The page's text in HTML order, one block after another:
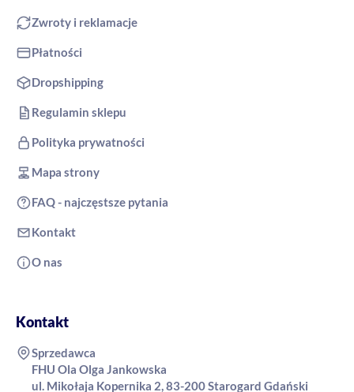
Zwroty i reklamacje
Płatności
Dropshipping
Regulamin sklepu
Polityka prywatności
Mapa strony
FAQ - najczęstsze pytania
Kontakt
O nas
Kontakt
Sprzedawca
FHU Ola Olga Jankowska
ul. Mikołaja Kopernika 2, 83-200 Starogard Gdański